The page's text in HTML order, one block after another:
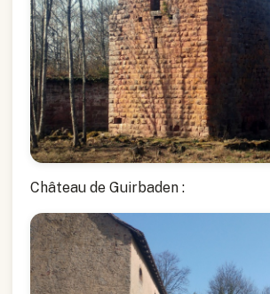
Château de Guirbaden :